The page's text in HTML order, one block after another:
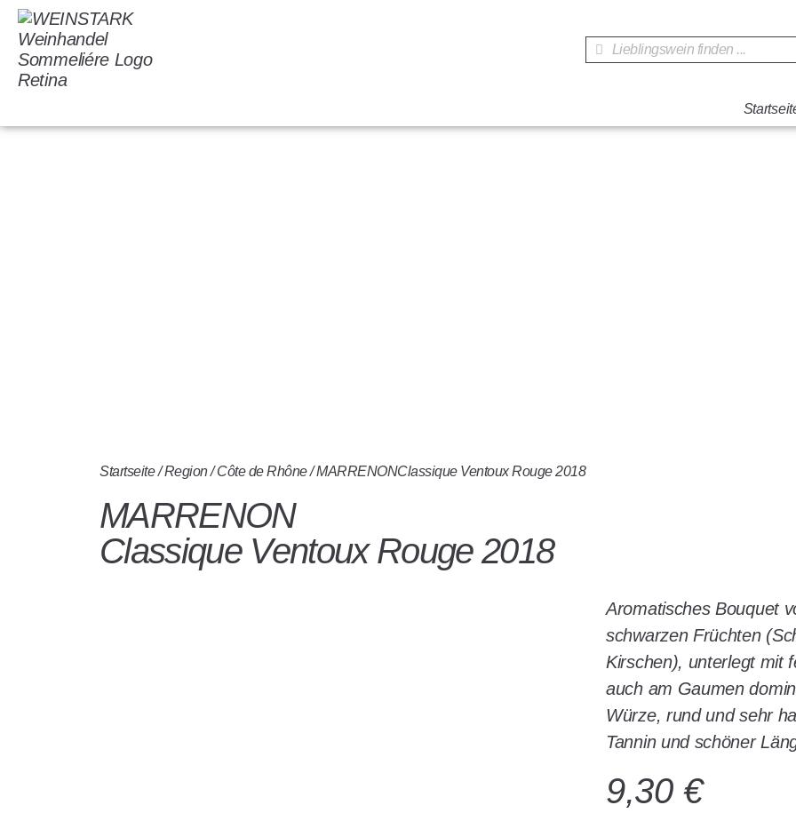
Startseite/Region/Côte de Rhône/ MARRENONClassique Ventoux Rouge 2018
MARRENON
Classique Ventoux Rouge 2018
Aromatisches Bouquet
schwarzen Früchten
Kirschen), unterlegt mit
auch am Gaumen
Würze, rund und sehr
Tannin und schöner
9,30 €